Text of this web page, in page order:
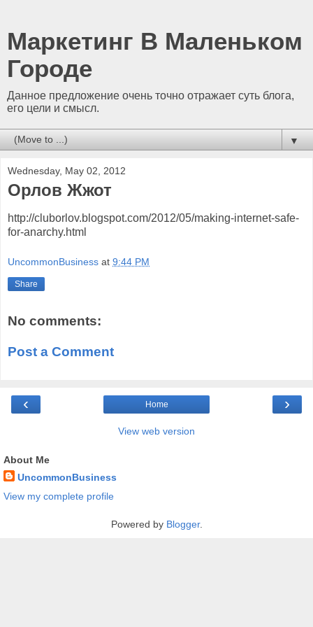
Маркетинг В Маленьком
Городе
Данное предложение очень точно отражает суть блога,
его цели и смысл.
▼
Wednesday, May 02, 2012
Орлов Жжот
http://cluborlov.blogspot.com/2012/05/making-internet-safe-
for-anarchy.html
UncommonBusiness at 9:44 PM
Share
No comments:
Post a Comment
‹ ›
Home
View web version
About Me
UncommonBusiness
View my complete profile
Powered by Blogger.